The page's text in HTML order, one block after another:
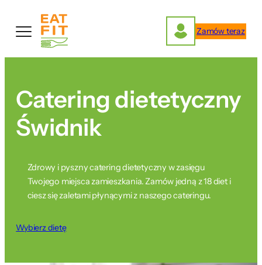
treści
Zamów teraz
Catering dietetyczny
Świdnik
Zdrowy i pyszny catering dietetyczny w zasięgu
Twojego miejsca zamieszkania. Zamów jedną z 18 diet i
ciesz się zaletami płynącymi z naszego cateringu.
Wybierz dietę